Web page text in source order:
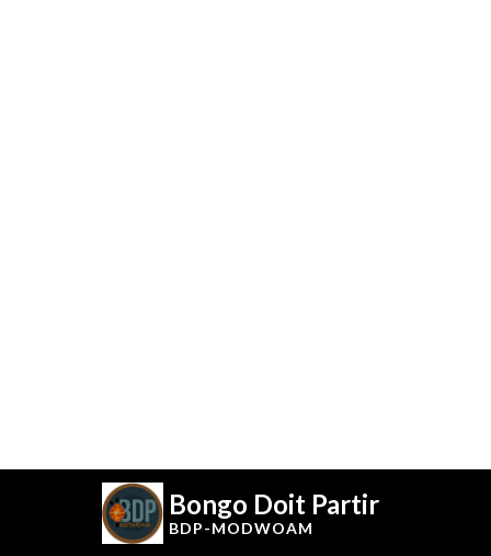
Bongo Doit Partir
BDP-MODWOAM